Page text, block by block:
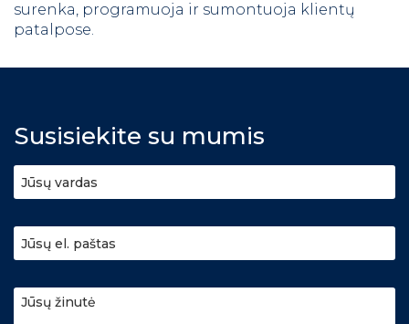
surenka, programuoja ir sumontuoja klientų
patalpose.
Susisiekite su mumis